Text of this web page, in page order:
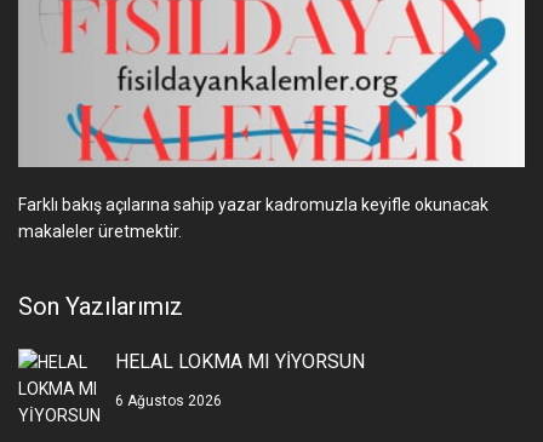
Farklı bakış açılarına sahip yazar kadromuzla keyifle okunacak
makaleler üretmektir.
Son Yazılarımız
HELAL LOKMA MI YİYORSUN
6 Ağustos 2026